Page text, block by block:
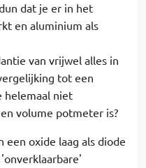
dat je er in het
en aluminium als
van vrijwel alles in
tot een
helemaal niet
volume potmeter is?
een oxide laag als diode